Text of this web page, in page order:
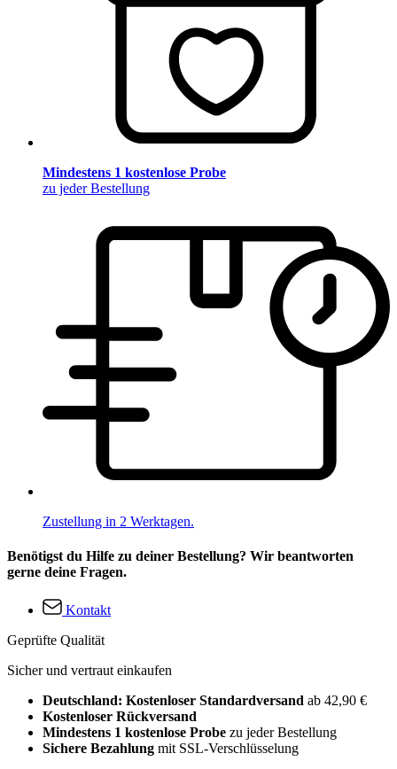
Mindestens 1 kostenlose Probe
zu jeder Bestellung
Zustellung in 2 Werktagen.
Benötigst du Hilfe zu deiner Bestellung? Wir beantworten
gerne deine Fragen.
Kontakt
Geprüfte Qualität
Sicher und vertraut einkaufen
Deutschland: Kostenloser Standardversand ab 42,90 €
Kostenloser Rückversand
Mindestens 1 kostenlose Probe zu jeder Bestellung
Sichere Bezahlung mit SSL-Verschlüsselung